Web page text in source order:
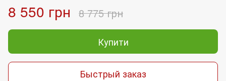
8 550 грн 8 775 грн
Купити
Быстрый заказ